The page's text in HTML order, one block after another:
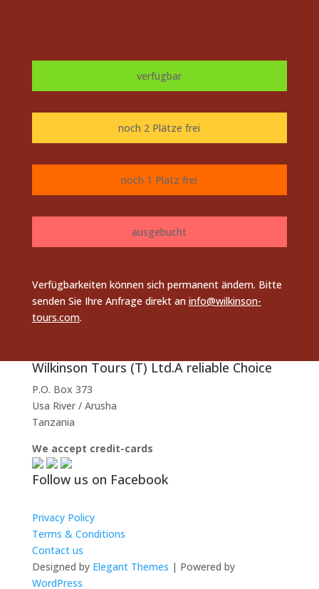
verfügbar
noch 2 Plätze frei
noch 1 Platz frei
ausgebucht
Verfügbarkeiten können sich permanent ändern. Bitte
senden Sie Ihre Anfrage direkt an info@wilkinson-
tours.com.
Wilkinson Tours (T) Ltd.
P.O. Box 373
Usa River / Arusha
Tanzania
We accept credit-cards
A reliable Choice
Follow us on Facebook
Privacy Policy
Terms & Conditions
Contact us
Designed by Elegant Themes | Powered by
WordPress